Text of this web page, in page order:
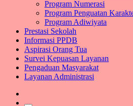
Program Numerasi
Program Penguatan
Program Adiwiyata
Prestasi Sekolah
Informasi PPDB
Aspirasi Orang Tua
Survei Kepuasan Layanan
Pengaduan Masyarakat
Layanan Administrasi